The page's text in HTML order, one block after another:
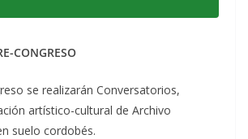
CONGRESO
se realizarán Conversatorios,
artístico-cultural de Archivo
suelo cordobés.